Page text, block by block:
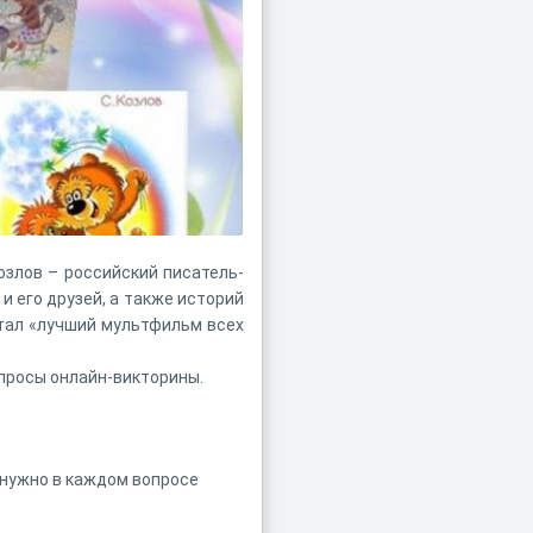
– российский писатель-
его друзей, а также историй
«лучший мультфильм всех
онлайн-викторины.
в каждом вопросе